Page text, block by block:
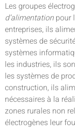
Les groupes
d’alimentation pour
entreprises, ils
systèmes de
systèmes
les industries, ils
les systèmes de
construction, ils
nécessaires à la
zones rurales non
électrogènes leur